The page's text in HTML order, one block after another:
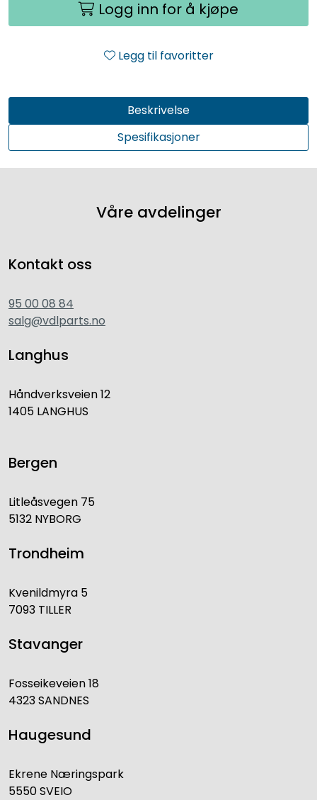
Logg inn for å kjøpe
Legg til favoritter
Beskrivelse
Spesifikasjoner
Våre avdelinger
Kontakt oss
95 00 08 84
salg@vdlparts.no
Langhus
Håndverksveien 12
1405 LANGHUS
Bergen
Litleåsvegen 75
5132 NYBORG
Trondheim
Kvenildmyra 5
7093 TILLER
Stavanger
Fosseikeveien 18
4323 SANDNES
Haugesund
Ekrene Næringspark
5550 SVEIO